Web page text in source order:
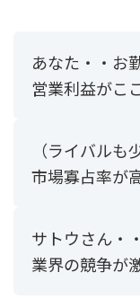
あなた・・お
営業利益がこ
（ライバル
市場寡占率が
サトウさん・
業界の競争が